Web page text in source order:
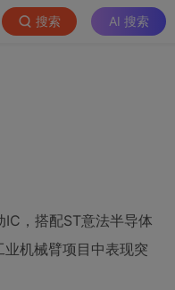
搜索 AI 搜索
，搭配ST意法半导体
机械臂项目中表现突